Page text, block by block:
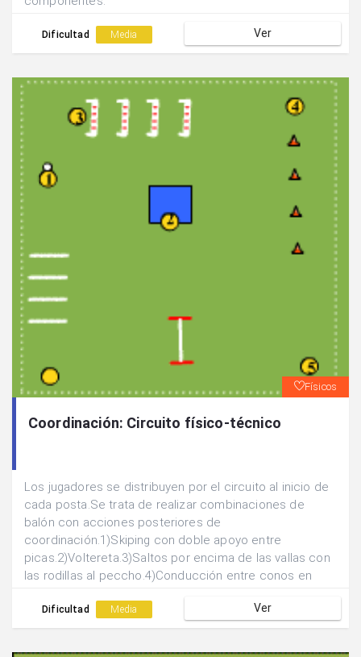
Dificultad Media Ver
Físicos
Coordinación: Circuito físico-técnico
Los jugadores se distribuyen por el circuito al inicio de
cada posta.Se trata de realizar combinaciones de
balón con acciones posteriores de
coordinación.1)Skiping con doble apoyo entre
picas.2)Voltereta.3)Saltos por encima de las vallas con
las rodillas al peccho.4)Conducción entre conos en
Dificultad Media Ver